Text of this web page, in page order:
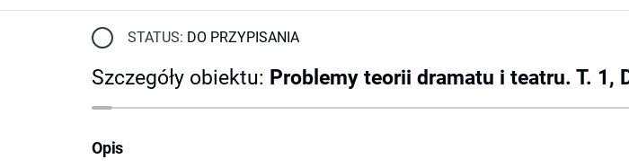
STATUS: DO PRZYPISANIA
Szczegóły obiektu: Problemy teorii dramatu i teatru. T. 1,
Opis